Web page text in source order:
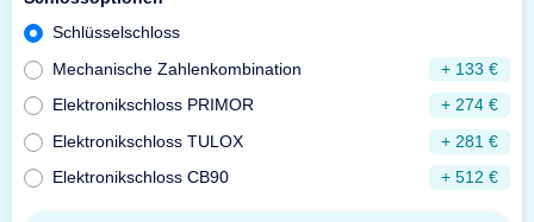
Schlüsselschloss
Mechanische Zahlenkombination
+ 133 €
Elektronikschloss PRIMOR
+ 274 €
Elektronikschloss TULOX
+ 281 €
Elektronikschloss CB90
+ 512 €